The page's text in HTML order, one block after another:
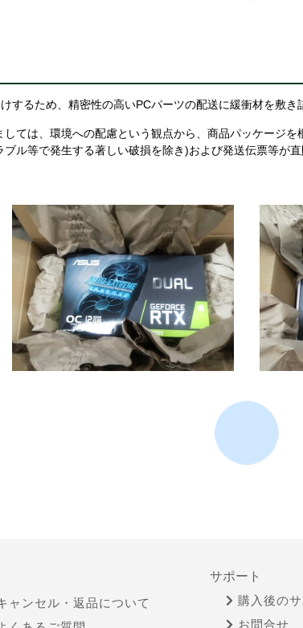
するため、精密性の高いPCパーツの配送に緩衝材を敷
ては、環境への配慮という観点から、商品パッケージ
ル等で発生する著しい破損を除き)および発送伝票等が
ャンセル・返品について
サポート
購入後のサ
お問合せ